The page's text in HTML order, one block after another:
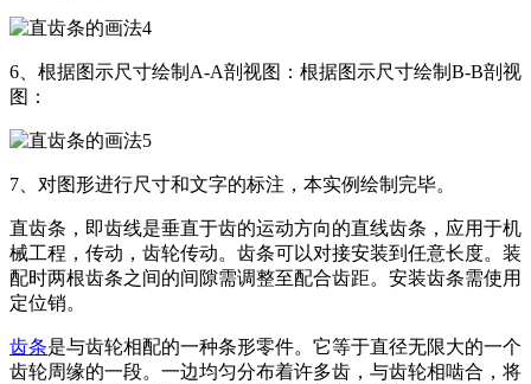
6、根据图示尺寸绘制A-A剖视图：根据图示尺寸绘制B-B剖视
图：
7、对图形进行尺寸和文字的标注，本实例绘制完毕。
直齿条，即齿线是垂直于齿的运动方向的直线齿条，应用于机
械工程，传动，齿轮传动。齿条可以对接安装到任意长度。装
配时两根齿条之间的间隙需调整至配合齿距。安装齿条需使用
定位销。
齿条是与齿轮相配的一种条形零件。它等于直径无限大的一个
齿轮周缘的一段。一边均匀分布着许多齿，与齿轮相啮合，将